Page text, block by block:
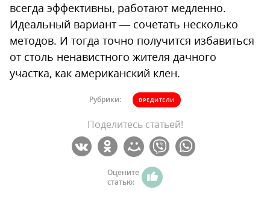
всегда эффективны, работают медленно.
Идеальный вариант — сочетать несколько
методов. И тогда точно получится избавиться
от столь ненавистного жителя дачного
участка, как американский клен.
Рубрики: ВРЕДИТЕЛИ
Поделитесь статьей!
Оцените
статью: